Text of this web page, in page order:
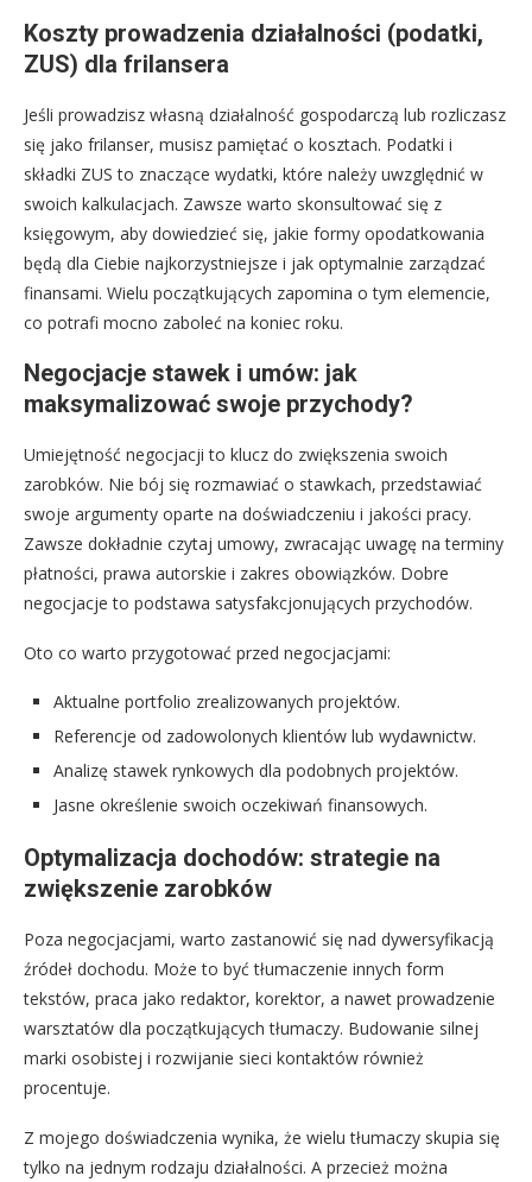
Koszty prowadzenia działalności (podatki,
ZUS) dla frilansera
Jeśli prowadzisz własną działalność gospodarczą lub rozliczasz
się jako frilanser, musisz pamiętać o kosztach. Podatki i
składki ZUS to znaczące wydatki, które należy uwzględnić w
swoich kalkulacjach. Zawsze warto skonsultować się z
księgowym, aby dowiedzieć się, jakie formy opodatkowania
będą dla Ciebie najkorzystniejsze i jak optymalnie zarządzać
finansami. Wielu początkujących zapomina o tym elemencie,
co potrafi mocno zaboleć na koniec roku.
Negocjacje stawek i umów: jak
maksymalizować swoje przychody?
Umiejętność negocjacji to klucz do zwiększenia swoich
zarobków. Nie bój się rozmawiać o stawkach, przedstawiać
swoje argumenty oparte na doświadczeniu i jakości pracy.
Zawsze dokładnie czytaj umowy, zwracając uwagę na terminy
płatności, prawa autorskie i zakres obowiązków. Dobre
negocjacje to podstawa satysfakcjonujących przychodów.
Oto co warto przygotować przed negocjacjami:
Aktualne portfolio zrealizowanych projektów.
Referencje od zadowolonych klientów lub wydawnictw.
Analizę stawek rynkowych dla podobnych projektów.
Jasne określenie swoich oczekiwań finansowych.
Optymalizacja dochodów: strategie na
zwiększenie zarobków
Poza negocjacjami, warto zastanowić się nad dywersyfikacją
źródeł dochodu. Może to być tłumaczenie innych form
tekstów, praca jako redaktor, korektor, a nawet prowadzenie
warsztatów dla początkujących tłumaczy. Budowanie silnej
marki osobistej i rozwijanie sieci kontaktów również
procentuje.
Z mojego doświadczenia wynika, że wielu tłumaczy skupia się
tylko na jednym rodzaju działalności. A przecież można